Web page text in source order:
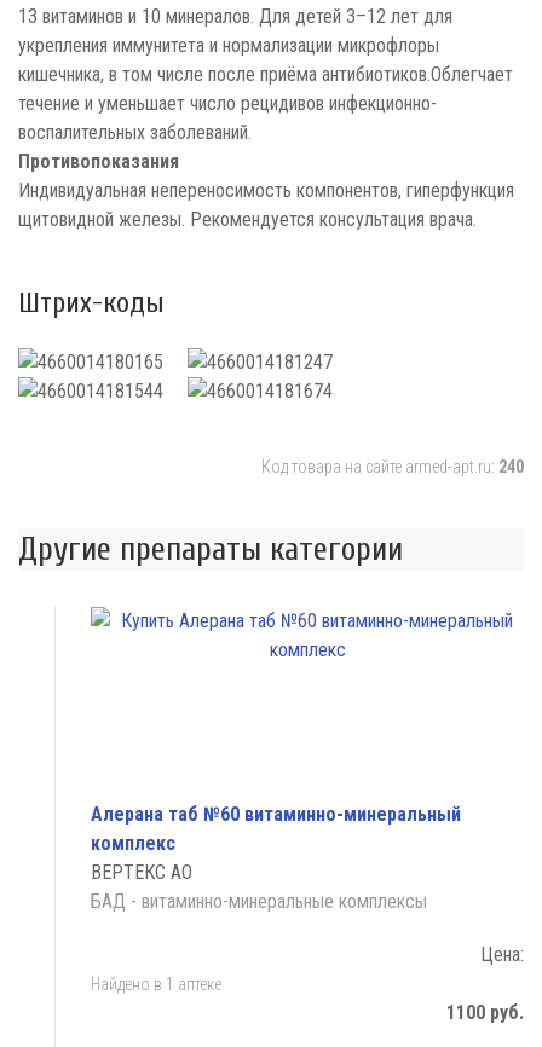
13 витаминов и 10 минералов. Для детей 3–12 лет для
укрепления иммунитета и нормализации микрофлоры
кишечника, в том числе после приёма антибиотиков.Облегчает
течение и уменьшает число рецидивов инфекционно-
воспалительных заболеваний.
Противопоказания
Индивидуальная непереносимость компонентов, гиперфункция
щитовидной железы. Рекомендуется консультация врача.
Штрих-коды
Код товара на сайте armed-apt.ru: 240
Другие препараты категории
Алерана таб №60 витаминно-минеральный
комплекс
ВЕРТЕКС АО
БАД - витаминно-минеральные комплексы
Цена:
Найдено в 1 аптеке
1100 руб.